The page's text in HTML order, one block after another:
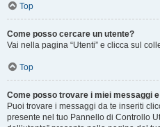
Top
Come posso cercare un utente?
Vai nella pagina “Utenti” e clicca sul
Top
Come posso trovare i miei messaggi
Puoi trovare i messaggi da te inseriti
presente nel tuo Pannello di Controllo